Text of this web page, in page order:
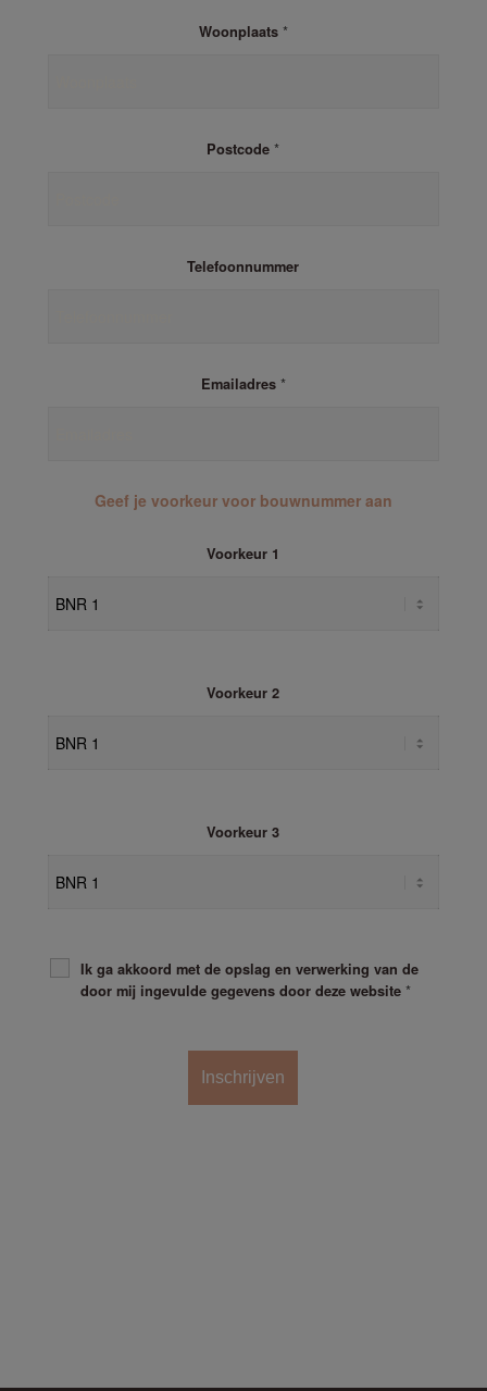
Woonplaats *
Postcode*
Telefoonnummer
Emailadres *
Geef je voorkeur voor bouwnummer aan
Voorkeur 1
Voorkeur 2
Voorkeur 3
Ik ga akkoord met de opslag en verwerking van de
door mij ingevulde gegevens door deze website *